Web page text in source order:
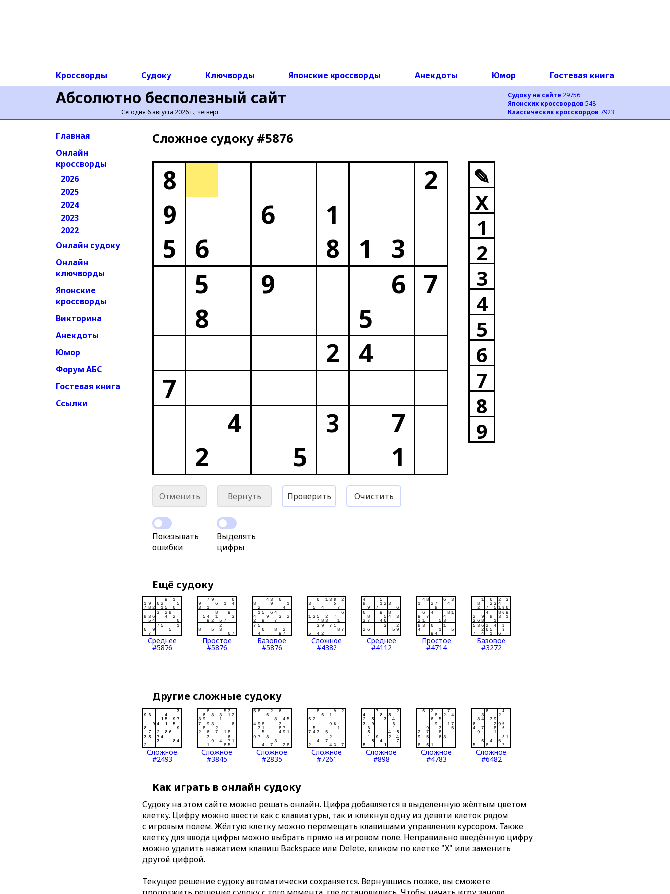
Абсолютно бесполезный сайт
Сегодня 6 августа 2026 г., четверг
Судоку на сайте 29756
Японских кроссвордов 548
Классических кроссвордов 7923
Кроссворды Судоку Ключворды Японские кроссворды Анекдоты Юмор Гостевая книга
Главная
Онлайн
кроссворды
2026
2025
2024
2023
2022
Онлайн судоку
Онлайн
ключворды
Японские
кроссворды
Викторина
Анекдоты
Юмор
Форум АБС
Гостевая книга
Ссылки
Сложное cудоку #5876
8
2
9
6
1
5
6 8 1
3
5
9 6 7
8
5
2
4
7
4
3
7
2
5 1
✎
X
1
2
3
4
5
6
7
8
9
Отменить Вернуть Проверить Очистить
Показывать
ошибки
Выделять
цифры
Ещё судоку
Среднее
#5876
Простое
#5876
Базовое
#5876
Сложное
#4382
Среднее
#4112
Простое
#4714
Базовое
#3272
Другие сложные судоку
Сложное
#2493
Сложное
#3845
Сложное
#2835
Сложное
#7261
Сложное
#898
Сложное
#4783
Сложное
#6482
Как играть в онлайн судоку
Судоку на этом сайте можно решать онлайн. Цифра добавляется в выделенную жёлтым цветом
клетку. Цифру можно ввести как с клавиатуры, так и кликнув одну из девяти клеток рядом
с игровым полем. Жёлтую клетку можно перемещать клавишами управления курсором. Также
клетку для ввода цифры можно выбрать прямо на игровом поле. Неправильно введённую цифру
можно удалить нажатием клавиш Backspace или Delete, кликом по клетке "X" или заменить
другой цифрой.
Текущее решение судоку автоматически сохраняется. Вернувшись позже, вы сможете